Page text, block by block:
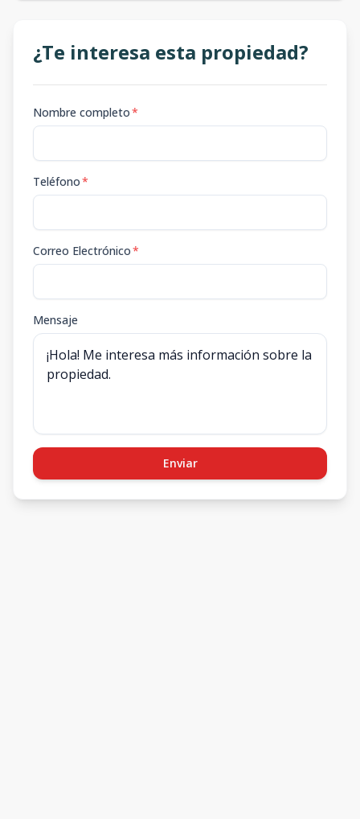
¿Te interesa esta propiedad?
Nombre completo*
Teléfono*
Correo Electrónico*
Mensaje
Enviar